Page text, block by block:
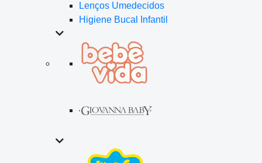
Lenços Umedecidos
Higiene Bucal Infantil